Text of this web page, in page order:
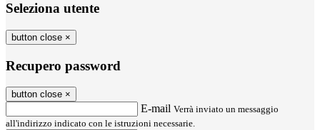
Seleziona utente
button close ×
Recupero password
button close ×
E-mail Verrà inviato un messaggio
all'indirizzo indicato con le istruzioni necessarie.